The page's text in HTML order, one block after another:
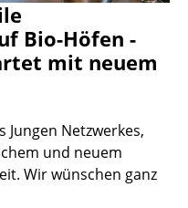
Bio-Höfen -
mit neuem
Netzwerkes,
und neuem
Wir wünschen ganz